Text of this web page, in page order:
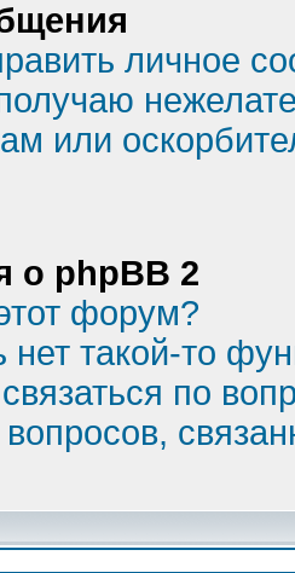
личное
или
о phpBB 2
форум?
нет такой-то
по